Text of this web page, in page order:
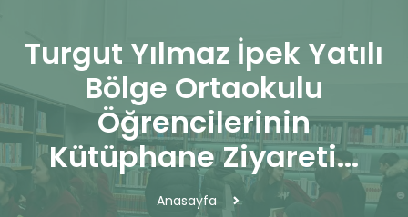
Turgut Yılmaz İpek Yatılı
Bölge Ortaokulu
Öğrencilerinin
Kütüphane Ziyareti...
Anasayfa